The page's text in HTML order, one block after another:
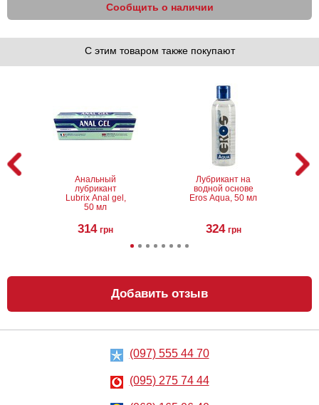
Сообщить о наличии
С этим товаром также покупают
Анальный
лубрикант
Lubrix Anal gel,
50 мл
314 грн
Лубрикант на
водной основе
Eros Aqua, 50 мл
324 грн
Анальный
лубрикант на
водной основе
Just Glide Anal,
Металлическая
пробка Slash, S
Добавить отзыв
(097) 555 44 70
(095) 275 74 44